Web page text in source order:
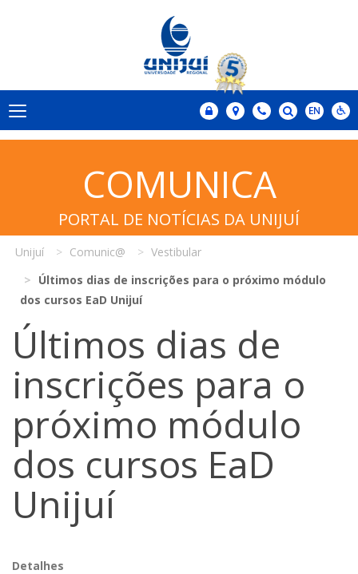
COMUNICA
PORTAL DE NOTÍCIAS DA UNIJUÍ
Unijuí Comunic@
Vestibular
Últimos dias de inscrições para o próximo módulo
dos cursos EaD Unijuí
Últimos dias de
inscrições para o
próximo módulo
dos cursos EaD
Unijuí
Detalhes